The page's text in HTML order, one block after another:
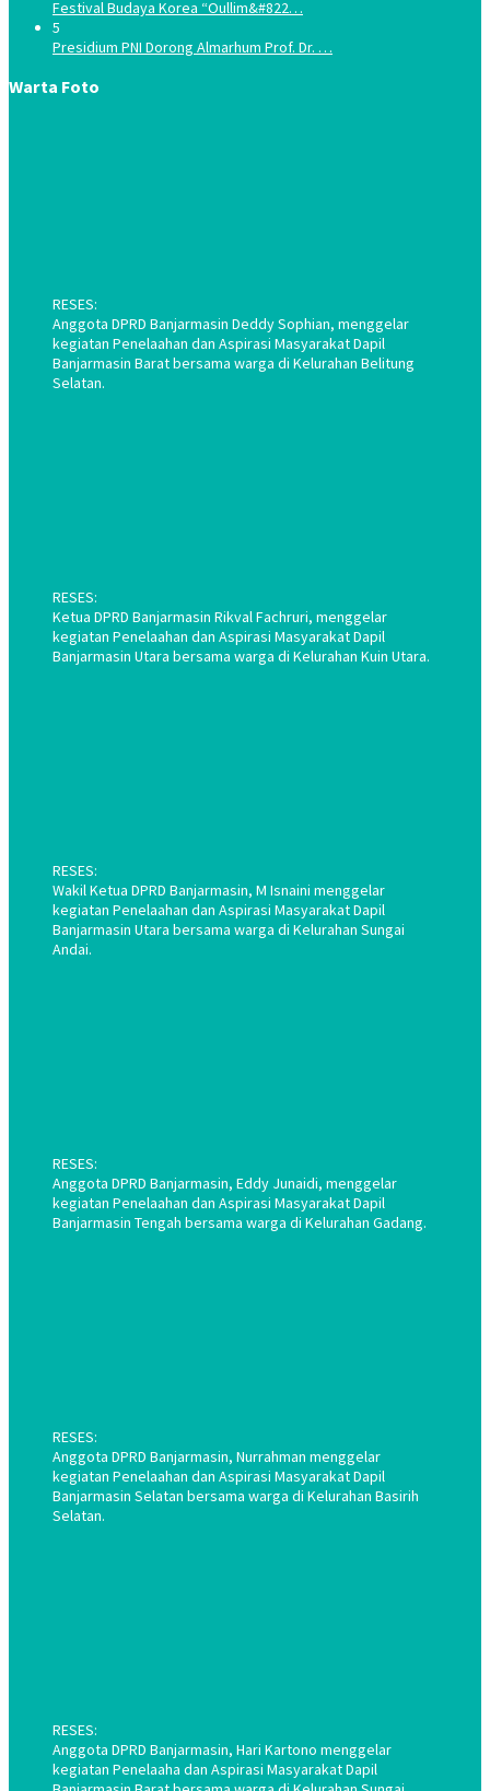
Festival Budaya Korea “Oullim&#822…
5
Presidium PNI Dorong Almarhum Prof. Dr. …
Warta Foto
RESES:
Anggota DPRD Banjarmasin Deddy Sophian, menggelar
kegiatan Penelaahan dan Aspirasi Masyarakat Dapil
Banjarmasin Barat bersama warga di Kelurahan Belitung
Selatan.
RESES:
Ketua DPRD Banjarmasin Rikval Fachruri, menggelar
kegiatan Penelaahan dan Aspirasi Masyarakat Dapil
Banjarmasin Utara bersama warga di Kelurahan Kuin Utara.
RESES:
Wakil Ketua DPRD Banjarmasin, M Isnaini menggelar
kegiatan Penelaahan dan Aspirasi Masyarakat Dapil
Banjarmasin Utara bersama warga di Kelurahan Sungai
Andai.
RESES:
Anggota DPRD Banjarmasin, Eddy Junaidi, menggelar
kegiatan Penelaahan dan Aspirasi Masyarakat Dapil
Banjarmasin Tengah bersama warga di Kelurahan Gadang.
RESES:
Anggota DPRD Banjarmasin, Nurrahman menggelar
kegiatan Penelaahan dan Aspirasi Masyarakat Dapil
Banjarmasin Selatan bersama warga di Kelurahan Basirih
Selatan.
RESES:
Anggota DPRD Banjarmasin, Hari Kartono menggelar
kegiatan Penelaaha dan Aspirasi Masyarakat Dapil